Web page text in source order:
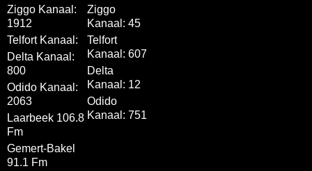
Ziggo Kanaal:
1912
Telfort Kanaal:
Delta Kanaal:
800
Odido Kanaal:
2063
Laarbeek 106.8
Fm
Gemert-Bakel
91.1 Fm
Ziggo
Kanaal: 45
Telfort
Kanaal: 607
Delta
Kanaal: 12
Odido
Kanaal: 751